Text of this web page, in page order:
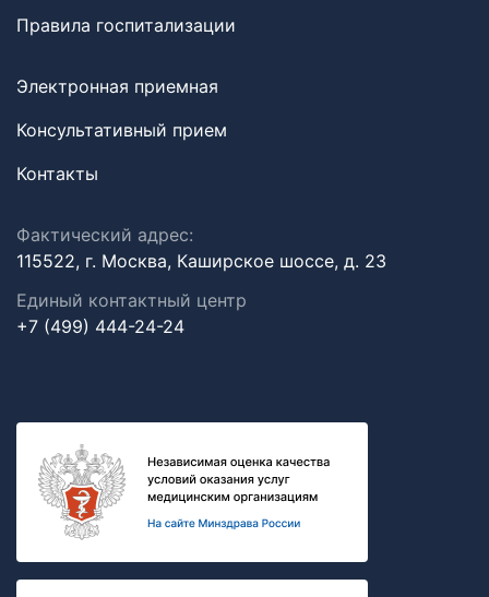
Правила госпитализации
Электронная приемная
Консультативный прием
Контакты
Фактический адрес:
115522, г. Москва, Каширское шоссе, д. 23
Единый контактный центр
+7 (499) 444-24-24